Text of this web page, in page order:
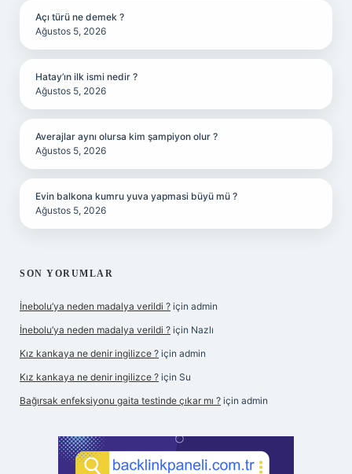
Açı türü ne demek ?
Ağustos 5, 2026
Hatay’ın ilk ismi nedir ?
Ağustos 5, 2026
Averajlar aynı olursa kim şampiyon olur ?
Ağustos 5, 2026
Evin balkona kumru yuva yapmasi büyü mü ?
Ağustos 5, 2026
SON YORUMLAR
İnebolu’ya neden madalya verildi ? için admin
İnebolu’ya neden madalya verildi ? için Nazlı
Kız kankaya ne denir ingilizce ? için admin
Kız kankaya ne denir ingilizce ? için Su
Bağırsak enfeksiyonu gaita testinde çıkar mı ? için admin